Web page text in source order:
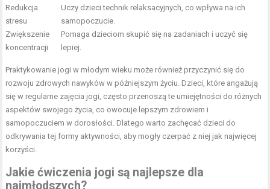
Redukcja
stresu
Uczy dzieci technik relaksacyjnych, co wpływa na ich
samopoczucie.
Zwiększenie
koncentracji
Pomaga dzieciom skupić się na zadaniach i uczyć się
lepiej.
Praktykowanie jogi w młodym wieku może również przyczynić się do
rozwoju zdrowych nawyków w późniejszym życiu. Dzieci, które angażują
się w regularne zajęcia jogi, często przenoszą te umiejętności do różnych
aspektów swojego życia, co owocuje lepszym zdrowiem i
samopoczuciem w dorosłości. Dlatego warto zachęcać dzieci do
odkrywania tej formy aktywności, aby mogły czerpać z niej jak najwięcej
korzyści.
Jakie ćwiczenia jogi są najlepsze dla
najmłodszych?